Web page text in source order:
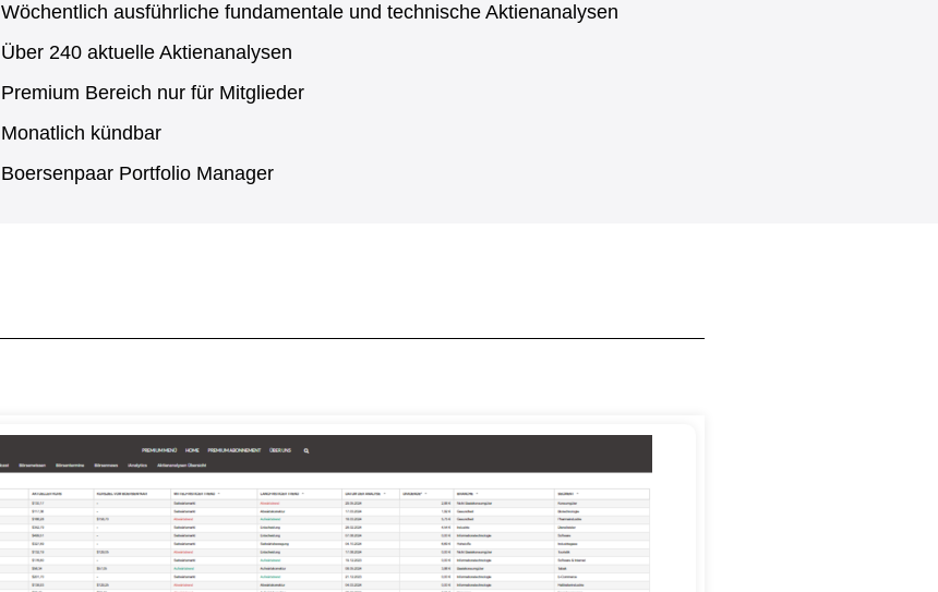
Wöchentlich ausführliche fundamentale und technische Aktienanalysen
Über 240 aktuelle Aktienanalysen
Premium Bereich nur für Mitglieder
Monatlich kündbar
Boersenpaar Portfolio Manager